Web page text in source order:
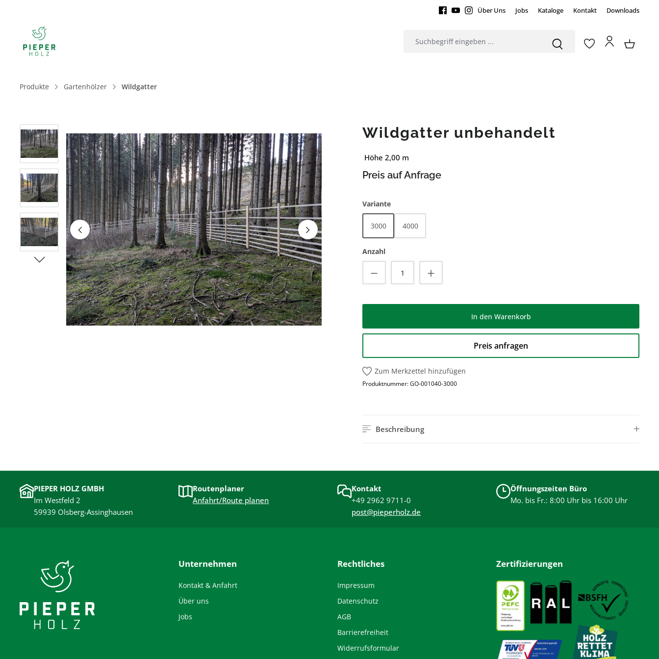
Über Uns Jobs Kataloge Kontakt Downloads
Produkte Gartenhölzer Wildgatter
Bildergalerie überspringen Wildgatter unbehandelt
Höhe 2,00 m
Preis auf Anfrage
Varianteauswählen
3000 4000
Anzahl
Produkt Anzahl: Gib den gewünschten Wert ein
In den Warenkorb
Preis anfragen
Zum Merkzettel hinzufügen
Produktnummer:GO-001040-3000
Beschreibung
PIEPER HOLZ GMBH
Im Westfeld 2
59939 Olsberg-Assinghausen
Routenplaner
Anfahrt/Route planen
Kontakt
+49 2962 9711-0
post@pieperholz.de
Öffnungszeiten Büro
Mo. bis Fr.: 8:00 Uhr bis 16:00 Uhr
Unternehmen
Kontakt & Anfahrt
Über uns
Jobs
Rechtliches
Impressum
Datenschutz
AGB
Barrierefreiheit
Widerrufsformular
Zertifizierungen